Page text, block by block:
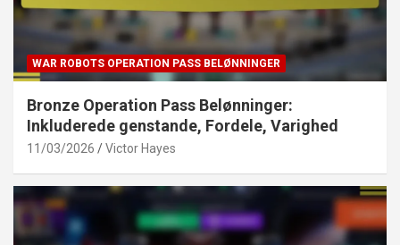
WAR ROBOTS OPERATION PASS BELØNNINGER
Bronze Operation Pass Belønninger:
Inkluderede genstande, Fordele, Varighed
11/03/2026 Victor Hayes